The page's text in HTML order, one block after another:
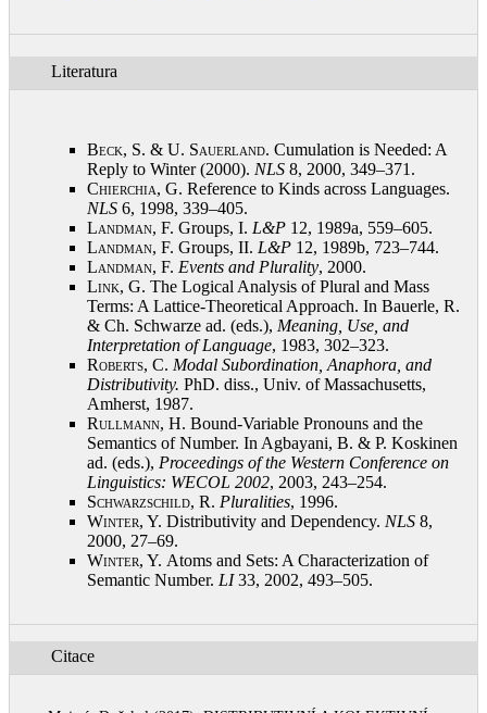
Literatura
Beck, S. & U. Sauerland. Cumulation is Needed: A
Reply to Winter (2000). NLS 8, 2000, 349–371 .
Chierchia, G. Reference to Kinds across Languages.
NLS 6, 1998, 339–405.
Landman, F. Groups, I. L&P 12, 1989a, 559–605.
Landman, F. Groups, II. L&P 12, 1989b, 723–744.
Landman, F. Events and Plurality, 2000.
Link, G. The Logical Analysis of Plural and Mass
Terms: A Lattice-Theoretical Approach. In Bauerle, R.
& Ch. Schwarze ad. (eds.), Meaning, Use, and
Interpretation of Language, 1983, 302–323.
Roberts, C. Modal Subordination, Anaphora, and
Distributivity. PhD. diss., Univ. of Massachusetts,
Amherst, 1987.
Rullmann, H. Bound-Variable Pronouns and the
Semantics of Number. In Agbayani, B. & P. Koskinen
ad. (eds.), Proceedings of the Western Conference on
Linguistics: WECOL 2002, 2003, 243–254.
Schwarzschild, R. Pluralities, 1996.
Winter, Y. Distributivity and Dependency. NLS 8,
2000, 27–69.
Winter, Y. Atoms and Sets: A Characterization of
Semantic Number. LI33, 2002, 493–505.
Citace